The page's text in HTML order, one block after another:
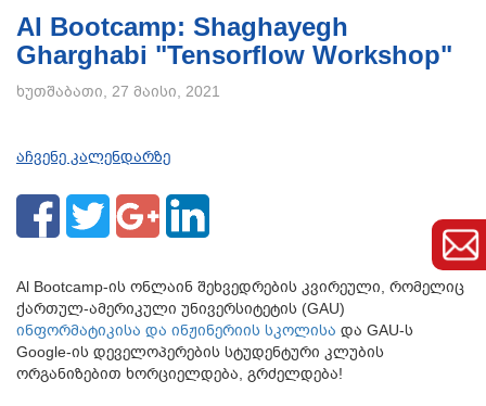
AI Bootcamp: Shaghayegh
Gharghabi "Tensorflow Workshop"
ხუთშაბათი, 27 მაისი, 2021
აჩვენე კალენდარზე
Al Bootcamp-ის ონლაინ შეხვედრების კვირეული, რომელიც
ქართულ-ამერიკული უნივერსიტეტის (GAU)
ინფორმატიკისა და ინჟინერიის სკოლისა და GAU-ს
Google-ის დეველოპერების სტუდენტური კლუბის
ორგანიზებით ხორციელდება, გრძელდება!